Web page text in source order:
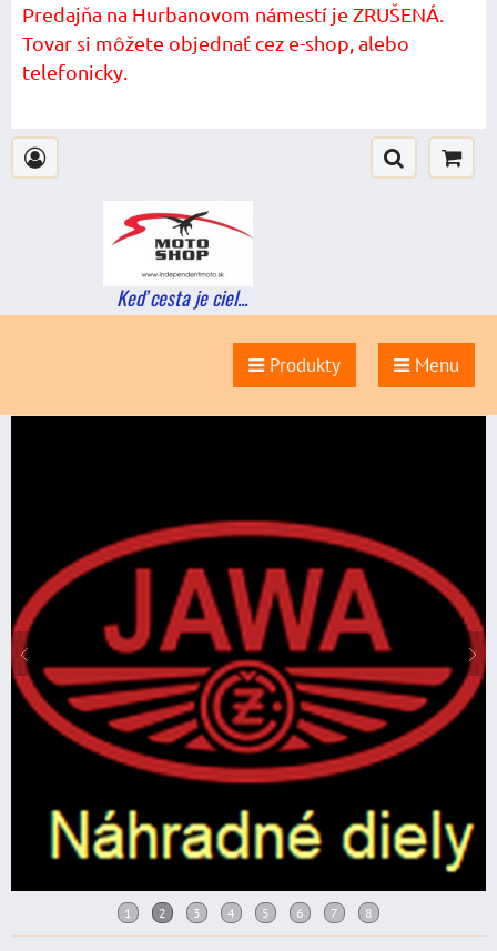
Predajňa na Hurbanovom námestí je ZRUŠENÁ.
Tovar si môžete objednať cez e-shop, alebo
telefonicky.
Keď cesta je ciel...
Produkty Menu